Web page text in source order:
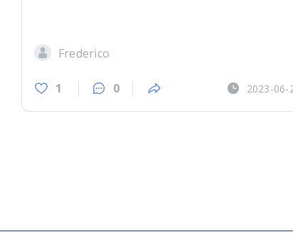
Frederico
1 0 2023-06-